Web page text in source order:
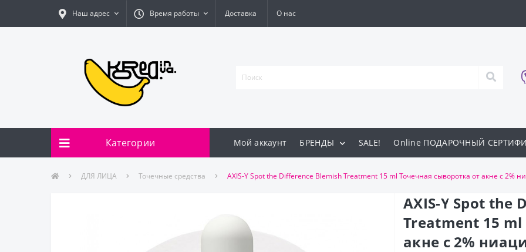
Наш адрес Время работы Доставка О нас
Категории Мой аккаунт БРЕНДЫ SALE! Online ПОДАРОЧНЫЙ
ДЛЯ ЛИЦА Точечные средства AXIS-Y Spot the Difference Blemish Treatment 15 ml Точечная сыворотка от акне с 2%
AXIS-Y Spot the
Treatment 15 ml
акне с 2%